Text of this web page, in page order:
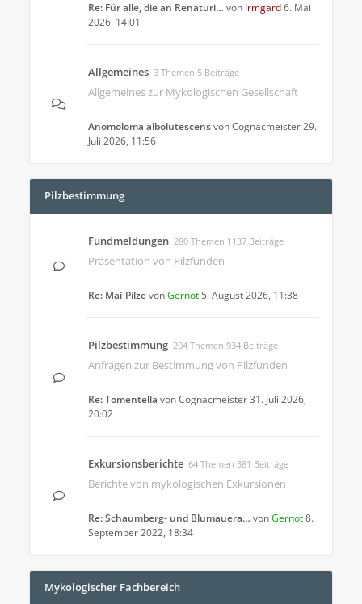
Re: Für alle, die an Renaturi… von Irmgard6. Mai
2026, 14:01
Allgemeines 3 Themen 5 Beiträge
Allgemeines zur Mykologischen Gesellschaft
Anomoloma albolutescensvonCognacmeister29.
Juli 2026, 11:56
Pilzbestimmung
Fundmeldungen 280 Themen 1137 Beiträge
Präsentation von Pilzfunden
Re: Mai-PilzevonGernot 5. August 2026, 11:38
Pilzbestimmung 204 Themen 934 Beiträge
Anfragen zur Bestimmung von Pilzfunden
Re: Tomentella vonCognacmeister31. Juli 2026,
20:02
Exkursionsberichte 64 Themen 381 Beiträge
Berichte von mykologischen Exkursionen
Re: Schaumberg- und Blumauera… vonGernot8.
September 2022, 18:34
Mykologischer Fachbereich